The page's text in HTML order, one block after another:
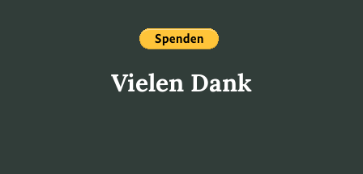
Vielen Dank